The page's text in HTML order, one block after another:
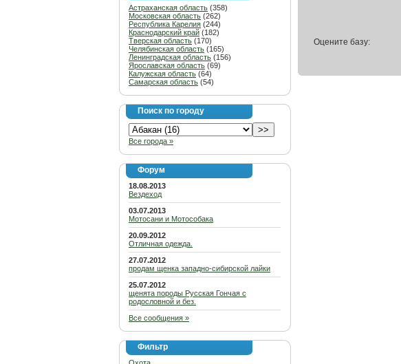
Астраханская область (358)
Московская область (262)
Республика Карелия (244)
Краснодарский край (182)
Тверская область (170)
Челябинская область (165)
Ленинградская область (156)
Ярославская область (69)
Калужская область (64)
Самарская область (54)
Поиск по городу
Все города »
Форум
18.08.2013
Вездеход
03.07.2013
Мотосани и Мотособака
20.09.2012
Отличная одежда.
27.07.2012
продам щенка западно-сибирской лайки
25.07.2012
щенята породы Русская Гончая с
родословной и без.
Все сообщения »
Фильтр
Оцените базу: